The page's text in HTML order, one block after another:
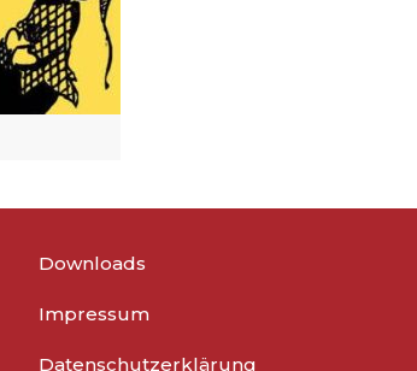
Downloads
Impressum
Datenschutzerklärung